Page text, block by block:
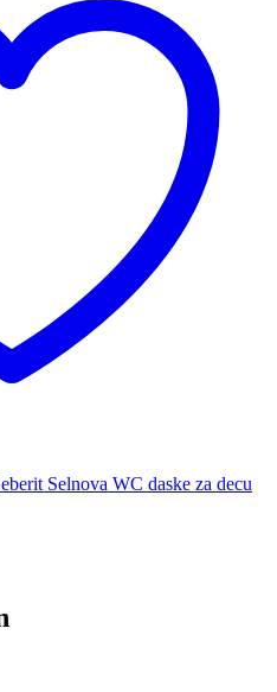
Selnova WC daske za decu